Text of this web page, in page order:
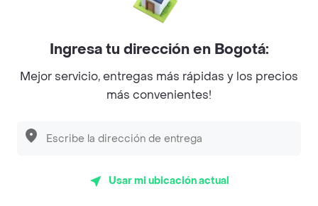
¿Frublea hace entrega a domicilio?
¿Cuál es la dirección de Frublea?
¿Cuáles son las promociones de Frublea?
Restaurantes similares a Frublea - Canahuate
Ingresa tu dirección en Bogotá:
Mejor servicio, entregas más rápidas y los precios
más convenientes!
Usar mi ubicación actual